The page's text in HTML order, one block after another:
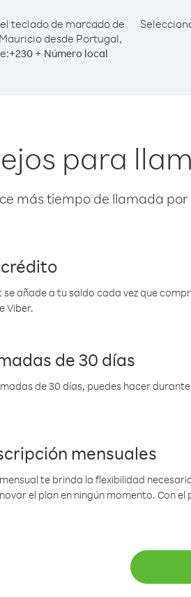
teclado de marcado de
desde Portugal,
+230 + Número local
para
más tiempo de llamada
se añade a tu saldo cada vez que
Viber.
de 30 días
de 30 días, puedes hacer
mensuales
te brinda la flexibilidad
el plan en ningún momento. Con